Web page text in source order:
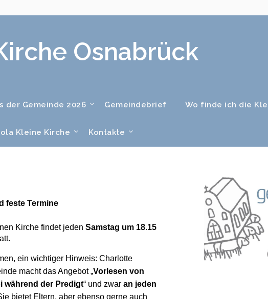
Osnabrück
der Gemeinde 2026 Gemeindebrief Wo finde ich die
Kleine Kirche Kontakte
feste Termine
Kirche findet jeden Samstag um 18.15
ein wichtiger Hinweis: Charlotte
macht das Angebot „Vorlesen von
während der Predigt“ und zwar an jeden
bietet Eltern, aber ebenso gerne auch